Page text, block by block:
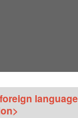
language